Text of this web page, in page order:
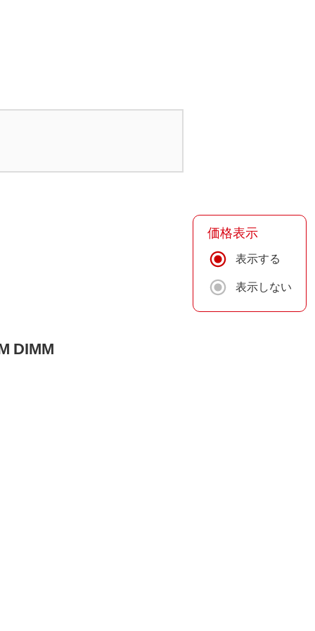
価格表示
表示する
表示しない
DIMM